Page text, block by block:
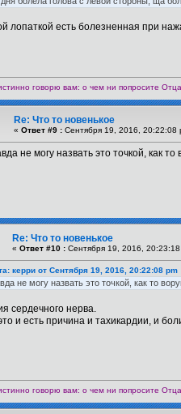
лопаткой есть болезненная при
говорю вам: о чем ни попросите
Re: Что то новенькое
« Ответ #9 : Сентября 19, 2016, 20:22:08
не могу назвать это точкой, как
Re: Что то новенькое
« Ответ #10 : Сентября 19, 2016,
керри от Сентября 19, 2016, 20:22:08 pm
не могу назвать это точкой, как то
сердечного нерва.
и есть причина и тахикардии, и
говорю вам: о чем ни попросите